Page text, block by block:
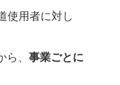
使用者に対し
、 事業ごとに